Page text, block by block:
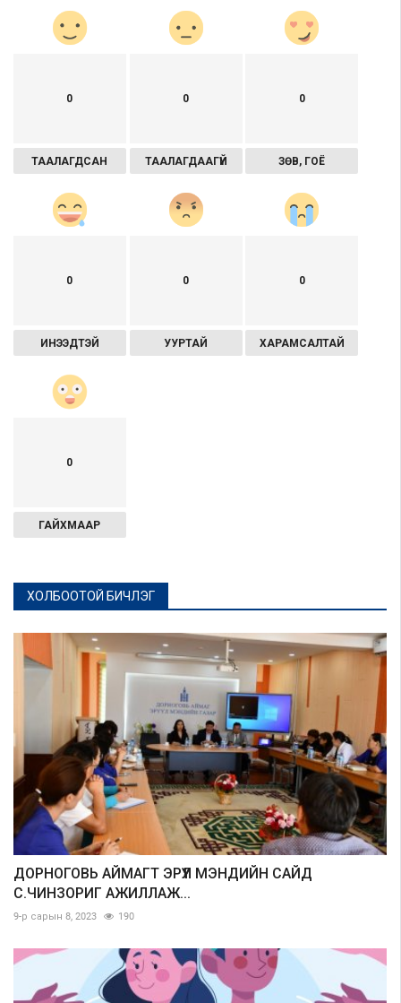
0
ТААЛАГДСАН
0
ТААЛАГДААГҮЙ
0
ЗӨВ, ГОЁ
0
ИНЭЭДТЭЙ
0
УУРТАЙ
0
ХАРАМСАЛТАЙ
0
ГАЙХМААР
ХОЛБООТОЙ БИЧЛЭГ
ДОРНОГОВЬ АЙМАГТ ЭРҮҮЛ МЭНДИЙН САЙД
С.ЧИНЗОРИГ АЖИЛЛАЖ...
9-р сарын 8, 2023 190